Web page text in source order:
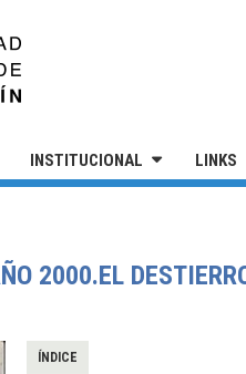
INSTITUCIONAL LINKS
2000.EL
ÍNDICE